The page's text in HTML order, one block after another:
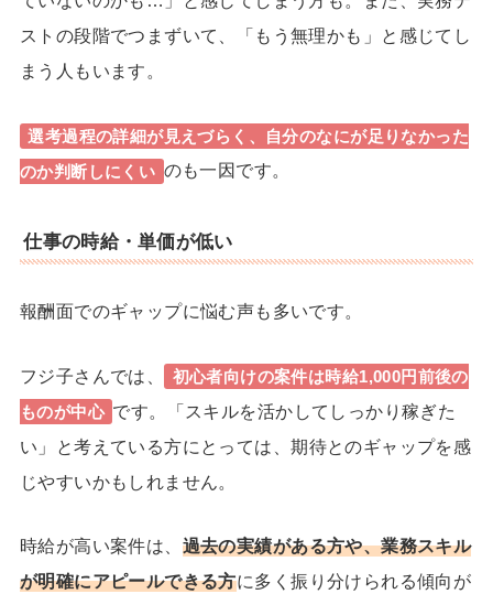
ストの段階でつまずいて、「もう無理かも」と感じてし
まう人もいます。
選考過程の詳細が見えづらく、自分のなにが足りなかった
のか判断しにくい のも一因です。
仕事の時給・単価が低い
報酬面でのギャップに悩む声も多いです。
フジ子さんでは、
初心者向けの案件は時給1,000円前後の
ものが中心 です。
「スキルを活かしてしっかり稼ぎた
い」と考えている方にとっては、期待とのギャップを感
じやすいかもしれません。
時給が高い案件は、 過去の実績がある方や、業務スキル
が明確にアピールできる方に多く振り分けられる傾向が